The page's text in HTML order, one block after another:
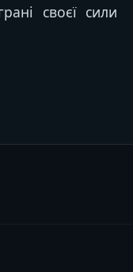
своєї сили